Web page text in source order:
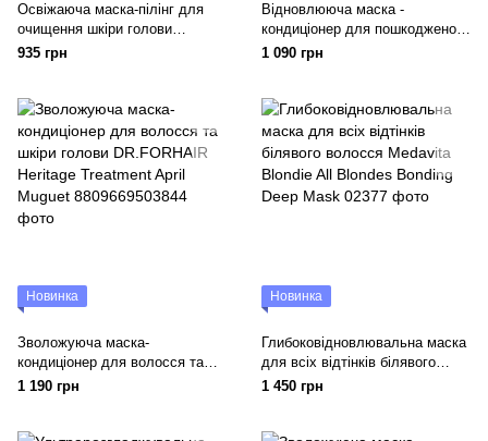
Освіжаюча маска-пілінг для
очищення шкіри голови
Dr.FORHAIR Phyto Fresh Scalp
935 грн
Відновлююча маска -
кондиціонер для пошкодженого
волосся Dr.FORHAIR Folligen
1 090 грн
Новинка
Зволожуюча маска-
кондиціонер для волосся та
шкіри голови DR.FORHAIR
1 190 грн
Новинка
Глибоковідновлювальна маска
для всіх відтінків білявого
волосся Medavita Blondie All
1 450 грн